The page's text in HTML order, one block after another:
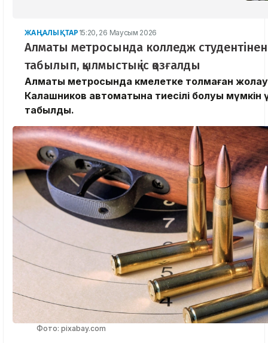
ЖАҢАЛЫҚТАР 15:20, 26 Маусым 2026
Алматы метросында колледж студентінен
табылып, қылмыстық іс қозғалды
Алматы метросында кәмелетке толмаған
Калашников автоматына тиесілі болуы мүмкін
табылды.
Фото: pixabay.com